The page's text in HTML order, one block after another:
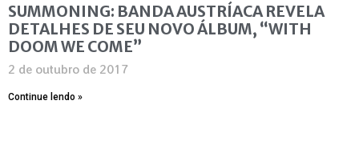
SUMMONING: BANDA AUSTRÍACA REVELA
DETALHES DE SEU NOVO ÁLBUM, “WITH
DOOM WE COME”
2 de outubro de 2017
Continue lendo »